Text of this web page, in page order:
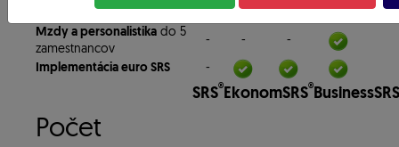
Evidencia majetku a odpisy
Mzdy a personalistika do 5
zamestnancov
- - -
Implementácia euro SRS -
SRS®EkonomSRS®BusinessSRS
Počet